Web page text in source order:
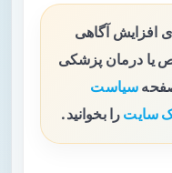
افزایش آگاهی
یا درمان پزشکی
سیاست
سایت را بخوانید.